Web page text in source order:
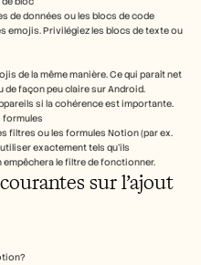
de données ou les blocs de code
emojis. Privilégiez les blocs de texte ou
de la même manière. Ce qui paraît net
de façon peu claire sur Android.
si la cohérence est importante.
formules
filtres ou les formules Notion (par ex.
exactement tels qu’ils
le filtre de fonctionner.
sur l’ajout